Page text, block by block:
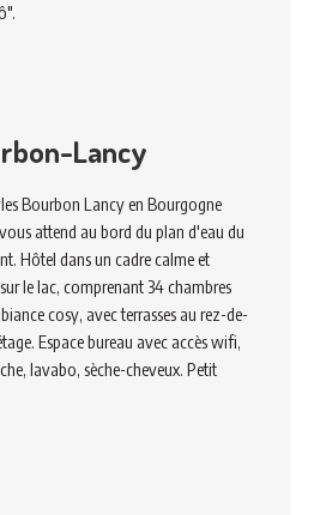
Lancy
Bourbon Lancy en Bourgogne
attend au bord du plan d'eau du
Hôtel dans un cadre calme et
le lac, comprenant 34 chambres
cosy, avec terrasses au rez-de-
Espace bureau avec accès wifi,
lavabo, sèche-cheveux. Petit